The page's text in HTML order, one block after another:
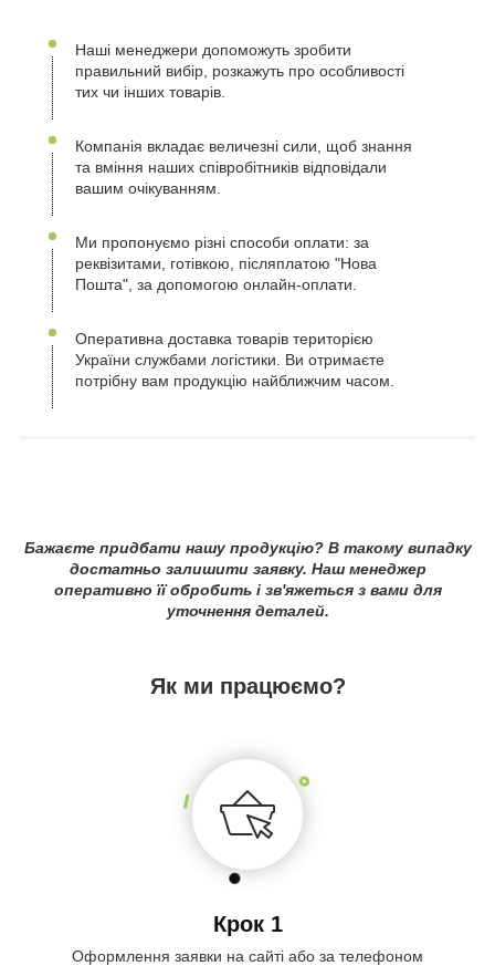
Наші менеджери допоможуть зробити
правильний вибір, розкажуть про особливості
тих чи інших товарів.
Компанія вкладає величезні сили, щоб знання
та вміння наших співробітників відповідали
вашим очікуванням.
Ми пропонуємо різні способи оплати: за
реквізитами, готівкою, післяплатою "Нова
Пошта", за допомогою онлайн-оплати.
Оперативна доставка товарів територією
України службами логістики. Ви отримаєте
потрібну вам продукцію найближчим часом.
Бажаєте придбати нашу продукцію? В такому випадку
достатньо залишити заявку. Наш менеджер
оперативно її обробить і зв'яжеться з вами для
уточнення деталей.
Як ми працюємо?
Крок 1
Оформлення заявки на сайті або за телефоном